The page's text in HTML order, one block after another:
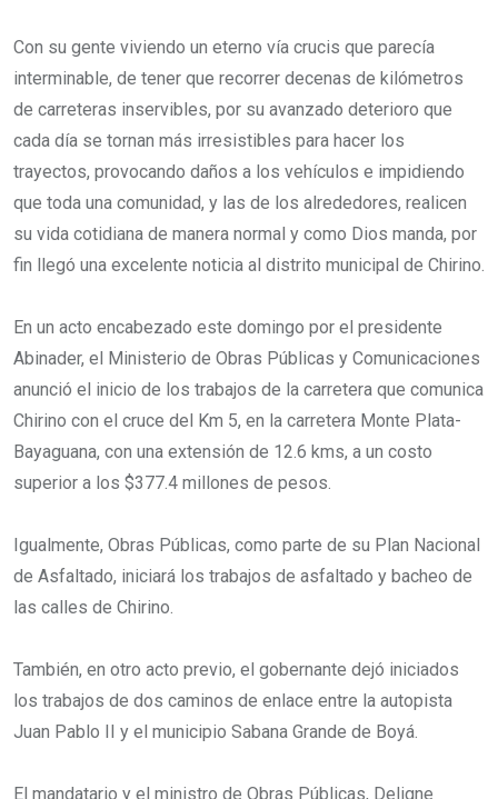
Con su gente viviendo un eterno vía crucis que parecía
interminable, de tener que recorrer decenas de kilómetros
de carreteras inservibles, por su avanzado deterioro que
cada día se tornan más irresistibles para hacer los
trayectos, provocando daños a los vehículos e impidiendo
que toda una comunidad, y las de los alrededores, realicen
su vida cotidiana de manera normal y como Dios manda, por
fin llegó una excelente noticia al distrito municipal de Chirino.
En un acto encabezado este domingo por el presidente
Abinader, el Ministerio de Obras Públicas y Comunicaciones
anunció el inicio de los trabajos de la carretera que comunica
Chirino con el cruce del Km 5, en la carretera Monte Plata-
Bayaguana, con una extensión de 12.6 kms, a un costo
superior a los $377.4 millones de pesos.
Igualmente, Obras Públicas, como parte de su Plan Nacional
de Asfaltado, iniciará los trabajos de asfaltado y bacheo de
las calles de Chirino.
También, en otro acto previo, el gobernante dejó iniciados
los trabajos de dos caminos de enlace entre la autopista
Juan Pablo II y el municipio Sabana Grande de Boyá.
El mandatario y el ministro de Obras Públicas, Deligne